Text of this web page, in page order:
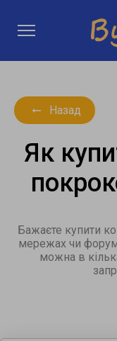
Як
Назад
Бажаєте купити
мережах чи
можна в